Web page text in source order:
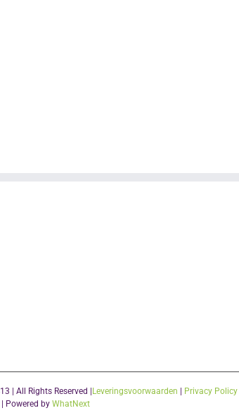
| All Rights Reserved | Leveringsvoorwaarden Privacy Policy|
Powered by WhatNext